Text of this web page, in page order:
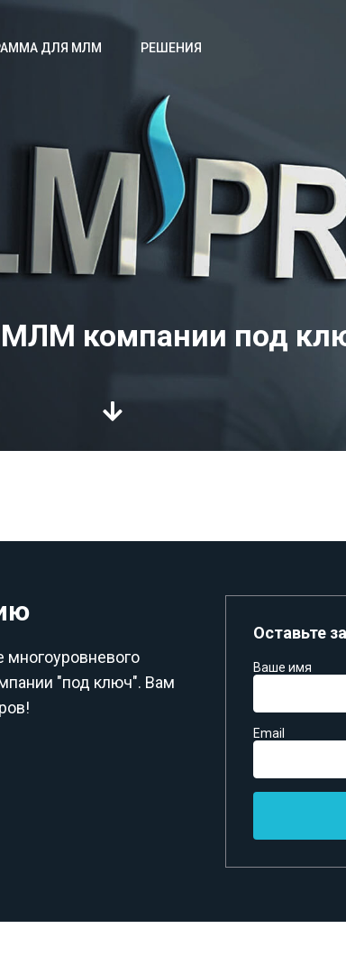
ДЛЯ МЛМ РЕШЕНИЯ
МЛМ компании под
многоуровневого
"под ключ". Вам
Оставьте
Ваше имя
Email